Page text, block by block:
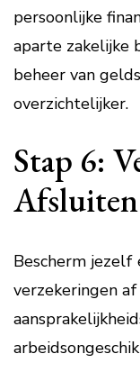
persoonlijke
aparte zakelijke
beheer van
overzichtelijker.
Stap 6:
Afsluiten
Bescherm
verzekeringen